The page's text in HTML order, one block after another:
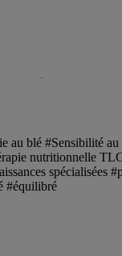
blé #Sensibilité
nutritionnelle
spécialisées
#équilibré